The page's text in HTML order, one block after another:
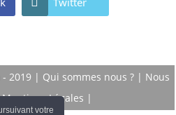
votre
2019 | Qui sommes nous ? | Nous
Mentions Légales |